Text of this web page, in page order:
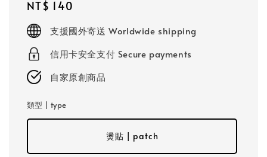
Regular
price
NT$ 140
支援國外寄送 Worldwide shipping
信用卡安全支付 Secure payments
自家原創商品
類型 | type
燙貼 | patch